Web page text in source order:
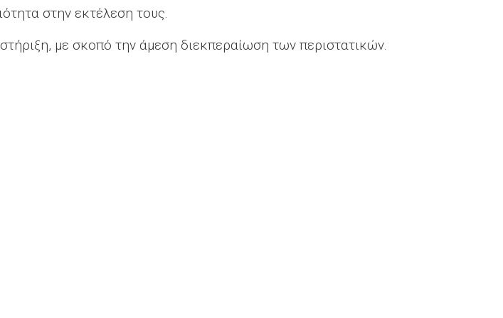
στην εκτέλεση τους.
με σκοπό την άμεση διεκπεραίωση των περιστατικών.